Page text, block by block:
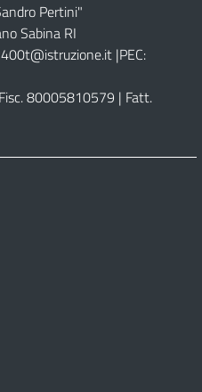
Pertini"
Sabina RI
|PEC:
80005810579 | Fatt.